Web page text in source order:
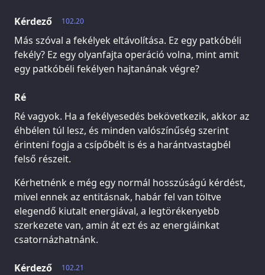
102.20
Kérdező
Más szóval a fekélyek eltávolítása. Ez egy patkóbéli
fekély? Ez egy olyanfajta operáció volna, mint amit
egy patkóbéli fekélyen hajtanának végre?
Ré
Ré vagyok. Ha a fekélyesedés bekövetkezik, akkor az
éhbélen túl lesz, és minden valószínűség szerint
érinteni fogja a csípőbélt is és a harántvastagbél
felső részeit.
Kérhetnénk e még egy normál hosszúságú kérdést,
mivel ennek az entitásnak, habár fel van töltve
elegendő kiutalt energiával, a legtörékenyebb
szerkezete van, amin át ezt és az energiáinkat
csatornázhatnánk.
102.21
Kérdező